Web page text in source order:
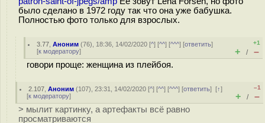
было сделано в 1972 году так что она уже бабушка.
Полностью фото только для взрослых.
3.77 ,Аноним (76), 18:36, 14/02/2020 [^] [^^] [^^^] [ответить]
[к модератору]
+1
+ / –
говори проще: женщина из плейбоя.
2.107 ,Аноним (107), 23:31, 14/02/2020 [^] [^^] [^^^] [ответить][↑]
[к модератору]
–1
+ / –
> мылит картинку, а артефакты всё равно
просматриваются